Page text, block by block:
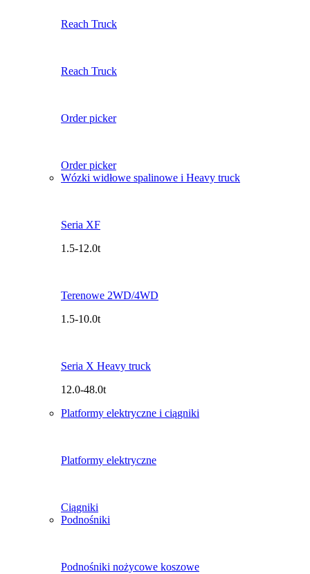
Reach Truck
Reach Truck
Order picker
Order picker
Wózki widłowe spalinowe i Heavy truck
Seria XF
1.5-12.0t
Terenowe 2WD/4WD
1.5-10.0t
Seria X Heavy truck
12.0-48.0t
Platformy elektryczne i ciągniki
Platformy elektryczne
Ciągniki
Podnośniki
Podnośniki nożycowe koszowe